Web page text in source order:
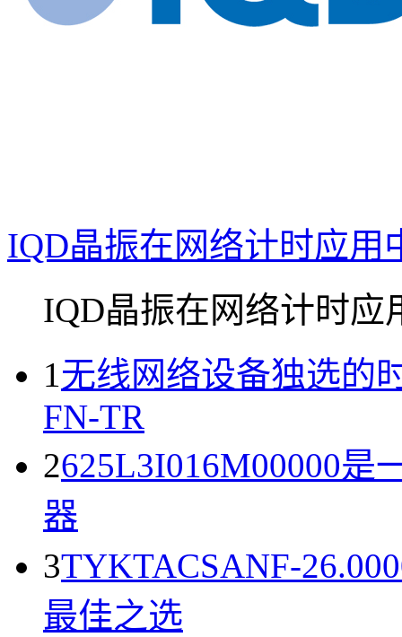
IQD晶振在网络计时应用
IQD晶振在网络计时应
1无线网络设备独选的
FN-TR
2625L3I016M00000是
器
3TYKTACSANF-
最佳之选